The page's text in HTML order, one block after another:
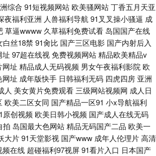
综合 91短视频网站 欧美骚网站丁香五月天亚
夜福利亚洲 人兽福利导航 91叉叉操小骚逼 成
草逼wwww 久草福利免费试看 岛国国产在线
白丝18禁 91肏比 国产三区电影 国产内射后入
址 97超在线视免费视频网站精品欧美精品v
网址 精品成人无码视频 男女午夜福利影院 欧
网址 成年版快手 日韩福利无码 四虎四房 亚洲
人 美女黄片免费观看 三级网站视频网 成人日
欧美二区女同 国产精品一区91 小x导航福利
原创视频 欧美日韩小视频 国产成人在线无码
拍 岛国最大色网站精品无码国产二品 欧美一
大片91天堂影视 国产www 成年人伦理片高清
频在线 超碰福利97视屏91看片入口 日本国产